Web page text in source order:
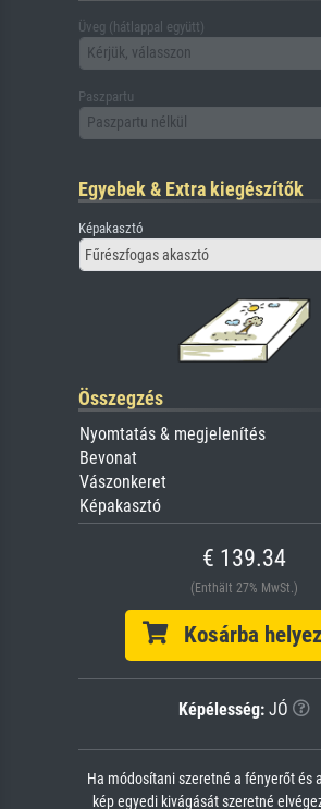
Üveg (hátlappal együtt)
Kérjük, válasszon
Paszpartu
Paszpartu nélkül
Egyebek & Extra kiegészítők
Képakasztó
Fűrészfogas akasztó
Összegzés
Nyomtatás & megjelenítés
Bevonat
Vászonkeret
Képakasztó
€ 139.34
(Enthält 27% MwSt.)
Kosárba
Képélesség:JÓ
Ha módosítani szeretné a fényerőt és
kép egyedi kivágását szeretné